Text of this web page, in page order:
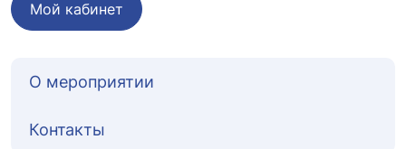
Мой кабинет
О мероприятии
Контакты